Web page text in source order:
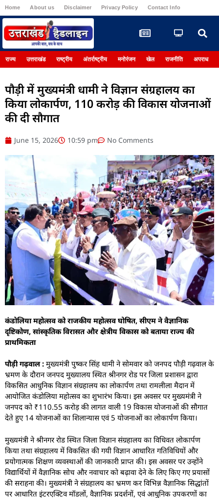
Home About us Disclaimer Privacy Policy Contact Info
राज्य उत्तराखंड राष्ट्रीय अंतर्राष्ट्रीय मनोरंजन खेल राजनीति अपराध
पौड़ी में मुख्यमंत्री धामी ने विज्ञान संग्रहालय का
किया लोकार्पण, 110 करोड़ की विकास योजनाओं
की दी सौगात
June 15, 2026 10:59 pm No Comments
कंडोलिया महोत्सव को राजकीय महोत्सव घोषित, सीएम ने वैज्ञानिक
दृष्टिकोण, सांस्कृतिक विरासत और क्षेत्रीय विकास को बताया राज्य की
प्राथमिकता
पौड़ी गढ़वाल : मुख्यमंत्री पुष्कर सिंह धामी ने सोमवार को जनपद पौड़ी गढ़वाल के
भ्रमण के दौरान जनपद मुख्यालय स्थित श्रीनगर रोड पर जिला प्रशासन द्वारा
विकसित आधुनिक विज्ञान संग्रहालय का लोकार्पण तथा रामलीला मैदान में
आयोजित कंडोलिया महोत्सव का शुभारंभ किया। इस अवसर पर मुख्यमंत्री ने
जनपद को ₹110.55 करोड़ की लागत वाली 19 विकास योजनाओं की सौगात
देते हुए 14 योजनाओं का शिलान्यास एवं 5 योजनाओं का लोकार्पण किया।
मुख्यमंत्री ने श्रीनगर रोड स्थित जिला विज्ञान संग्रहालय का विधिवत लोकार्पण
किया तथा संग्रहालय में विकसित की गयी विज्ञान आधारित गतिविधियों और
प्रयोगात्मक शिक्षण व्यवस्थाओं की जानकारी प्राप्त की। इस अवसर पर उन्होंने
विद्यार्थियों में वैज्ञानिक सोच और नवाचार को बढ़ावा देने के लिए किए गए प्रयासों
की सराहना की। मुख्यमंत्री ने संग्रहालय का भ्रमण कर विभिन्न वैज्ञानिक सिद्धांतों
पर आधारित इंटरएक्टिव मॉडलों, वैज्ञानिक प्रदर्शनों, एवं आधुनिक उपकरणों का